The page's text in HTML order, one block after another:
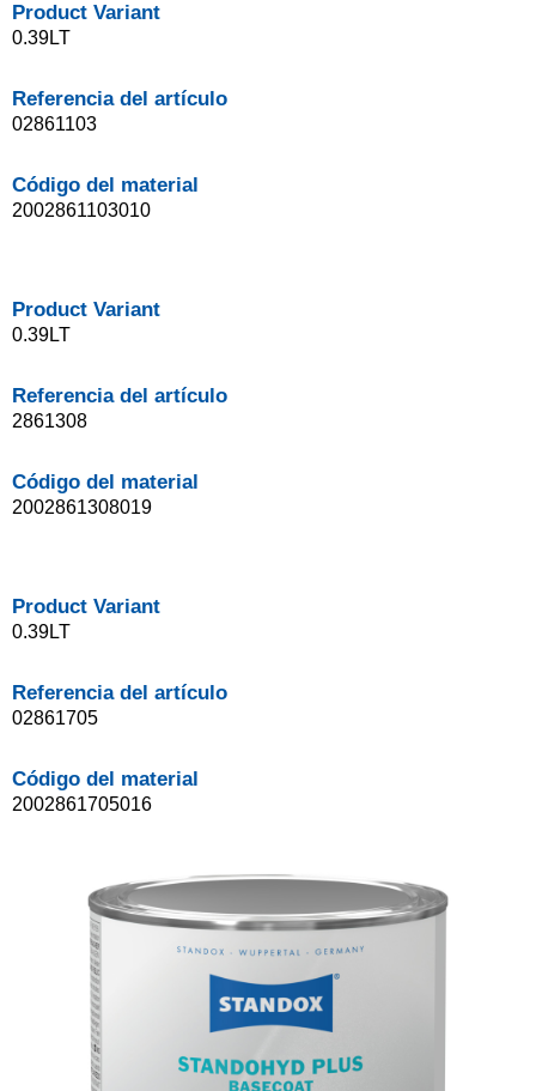
Product Variant
0.39LT
Referencia del artículo
02861103
Código del material
2002861103010
Product Variant
0.39LT
Referencia del artículo
2861308
Código del material
2002861308019
Product Variant
0.39LT
Referencia del artículo
02861705
Código del material
2002861705016